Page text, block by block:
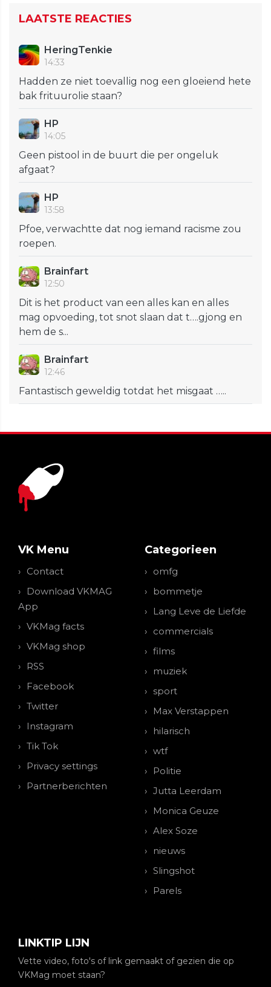
LAATSTE REACTIES
HeringTenkie
14:33
Hadden ze niet toevallig nog een gloeiend hete
bak frituurolie staan?
HP
14:05
Geen pistool in de buurt die per ongeluk
afgaat?
HP
13:58
Pfoe, verwachtte dat nog iemand racisme zou
roepen.
Brainfart
12:50
Dit is het product van een alles kan en alles
mag opvoeding, tot snot slaan dat t….gjong en
hem de s...
Brainfart
12:46
Fantastisch geweldig totdat het misgaat …..
VK Menu
Contact
Download VKMAG
App
VKMag facts
VKMag shop
RSS
Facebook
Twitter
Instagram
Tik Tok
Privacy settings
Partnerberichten
Categorieen
omfg
bommetje
Lang Leve de Liefde
commercials
films
muziek
sport
Max Verstappen
hilarisch
wtf
Politie
Jutta Leerdam
Monica Geuze
Alex Soze
nieuws
Slingshot
Parels
LINKTIP LIJN
Vette video, foto's of link gemaakt of gezien die op
VKMag moet staan?